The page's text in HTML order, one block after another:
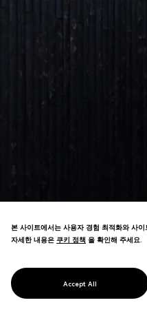
PROJECT
SACHI HOUSE
본 사이트에서는 사용자 경험 최적화와 사
자세한 내용은 쿠키 정책
쿠키 정책 을 확인해 주세요.
Accept All